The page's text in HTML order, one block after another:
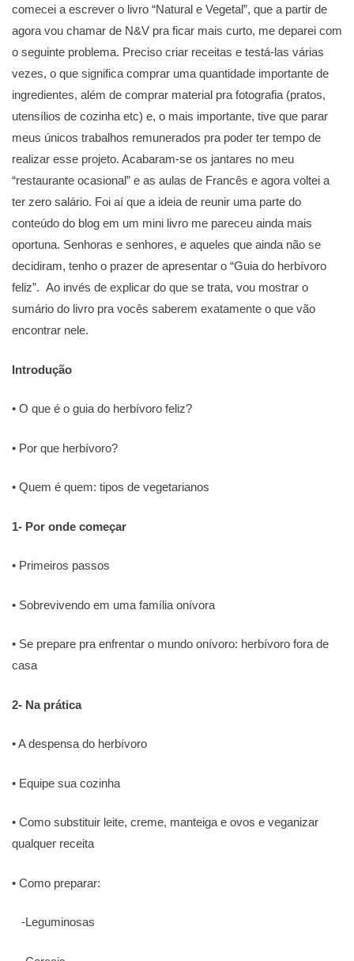
comecei a escrever o livro “Natural e Vegetal”, que a partir de
agora vou chamar de N&V pra ficar mais curto, me deparei com
o seguinte problema. Preciso criar receitas e testá-las várias
vezes, o que significa comprar uma quantidade importante de
ingredientes, além de comprar material pra fotografia (pratos,
utensílios de cozinha etc) e, o mais importante, tive que parar
meus únicos trabalhos remunerados pra poder ter tempo de
realizar esse projeto. Acabaram-se os jantares no meu
“restaurante ocasional” e as aulas de Francês e agora voltei a
ter zero salário. Foi aí que a ideia de reunir uma parte do
conteúdo do blog em um mini livro me pareceu ainda mais
oportuna. Senhoras e senhores, e aqueles que ainda não se
decidiram, tenho o prazer de apresentar o “Guia do herbívoro
feliz”. Ao invés de explicar do que se trata, vou mostrar o
sumário do livro pra vocês saberem exatamente o que vão
encontrar nele.
Introdução
• O que é o guia do herbívoro feliz?
• Por que herbívoro?
• Quem é quem: tipos de vegetarianos
1- Por onde começar
• Primeiros passos
• Sobrevivendo em uma família onívora
• Se prepare pra enfrentar o mundo onívoro: herbívoro fora de
casa
2- Na prática
• A despensa do herbívoro
• Equipe sua cozinha
• Como substituir leite, creme, manteiga e ovos e veganizar
qualquer receita
• Como preparar:
-Leguminosas